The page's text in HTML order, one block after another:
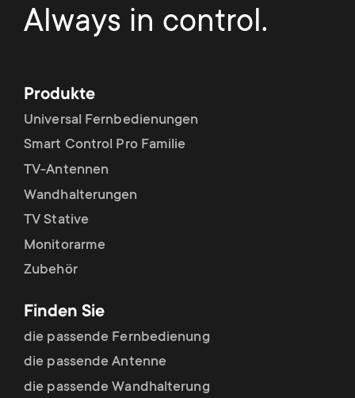
Always in control.
Produkte
Universal Fernbedienungen
Smart Control Pro Familie
TV-Antennen
Wandhalterungen
TV Stative
Monitorarme
Zubehör
Finden Sie
die passende Fernbedienung
die passende Antenne
die passende Wandhalterung